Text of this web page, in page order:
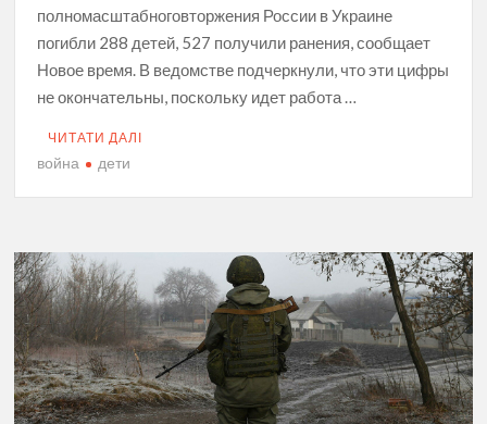
полномасштабноговторжения России в Украине
погибли 288 детей, 527 получили ранения, сообщает
Новое время. В ведомстве подчеркнули, что эти цифры
не окончательны, поскольку идет работа …
ЧИТАТИ ДАЛІ
война дети